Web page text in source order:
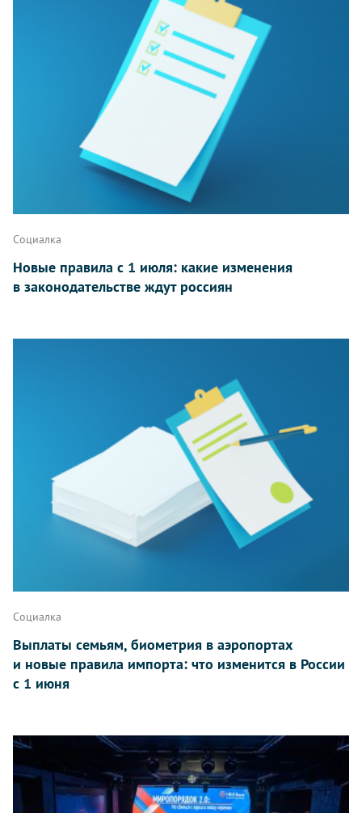
Социалка
Новые правила с 1 июля: какие изменения
в законодательстве ждут россиян
Социалка
Выплаты семьям, биометрия в аэропортах
и новые правила импорта: что изменится в России
с 1 июня